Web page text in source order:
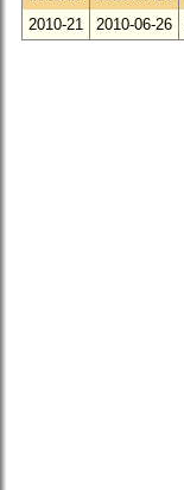
2010-21
2010-06-26